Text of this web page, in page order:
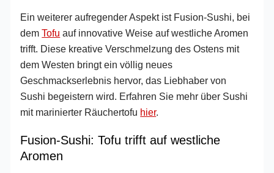
Ein weiterer aufregender Aspekt ist Fusion-Sushi, bei
demTofu auf innovative Weise auf westliche Aromen
trifft. Diese kreative Verschmelzung des Ostens mit
dem Westen bringt ein völlig neues
Geschmackserlebnis hervor, das Liebhaber von
Sushi begeistern wird. Erfahren Sie mehr über Sushi
mit marinierter Räuchertofu hier.
Fusion-Sushi: Tofu trifft auf westliche
Aromen